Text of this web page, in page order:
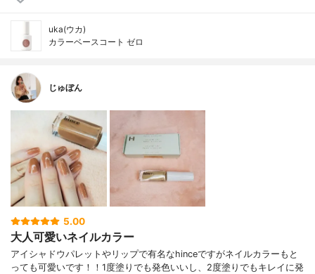
uka(ウカ)
カラーベースコート ゼロ
じゅぼん
5.00
大人可愛いネイルカラー
アイシャドウパレットやリップで有名なhinceですがネイルカラーもと
っても可愛いです！！1度塗りでも発色いいし、2度塗りでもキレイに発